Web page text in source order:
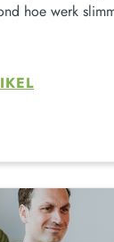
hoe werk